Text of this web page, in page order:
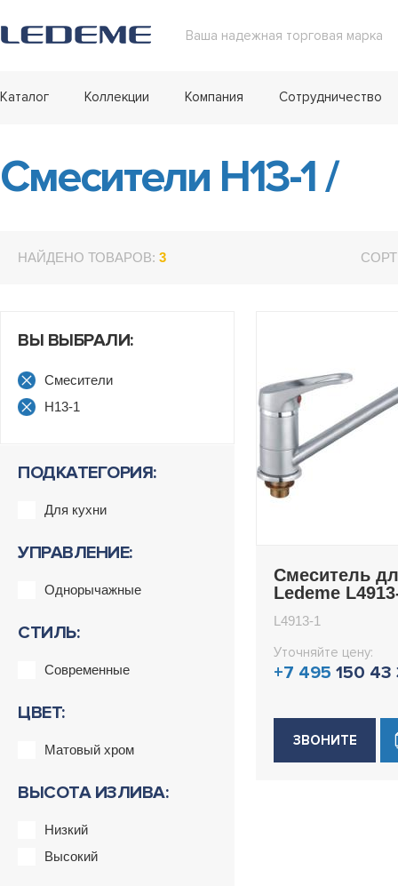
Ваша надежная торговая марка
Каталог Коллекции Компания Сотрудничество
Смесители H13-1/
НАЙДЕНО ТОВАРОВ: 3
ВЫ ВЫБРАЛИ:
Смесители
H13-1
ПОДКАТЕГОРИЯ:
Для кухни
УПРАВЛЕНИЕ:
Однорычажные
СТИЛЬ:
Современные
ЦВЕТ:
Матовый хром
ВЫСОТА ИЗЛИВА:
Низкий
Высокий
Смеситель
Ledeme
L4913-1
Уточняйте цену:
+7 495 150 43
ЗВОНИТЕ